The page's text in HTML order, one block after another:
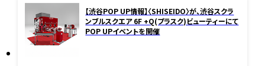
【渋谷POP UP情報】〈SHISEIDO〉が、渋谷スクラ
ンブルスクエア 6F +Q(プラスク)ビューティーにて
POP UPイベントを開催